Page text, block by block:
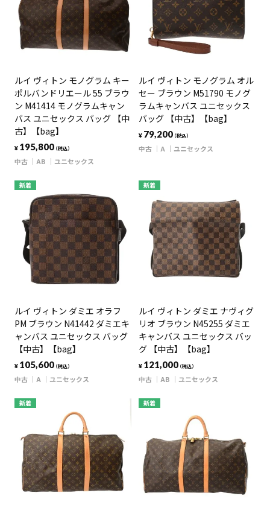
ルイ ヴィトン モノグラム キー
ポルバンドリエール 55 ブラウ
ン M41414 モノグラムキャン
バス ユニセックス バッグ 【中
古】【bag】
¥ 195,800（税込）
中古 AB ユニセックス
ルイ ヴィトン モノグラム オル
セー ブラウン M51790 モノグ
ラムキャンバス ユニセックス
バッグ 【中古】【bag】
¥ 79,200（税込）
中古 A ユニセックス
新着
ルイ ヴィトン ダミエ オラフ
PM ブラウン N41442 ダミエキ
ャンバス ユニセックス バッグ
【中古】【bag】
¥ 105,600（税込）
中古 A ユニセックス
新着
ルイ ヴィトン ダミエ ナヴィグ
リオ ブラウン N45255 ダミエ
キャンバス ユニセックス バッ
グ 【中古】【bag】
¥ 121,000（税込）
中古 AB ユニセックス
新着 新着